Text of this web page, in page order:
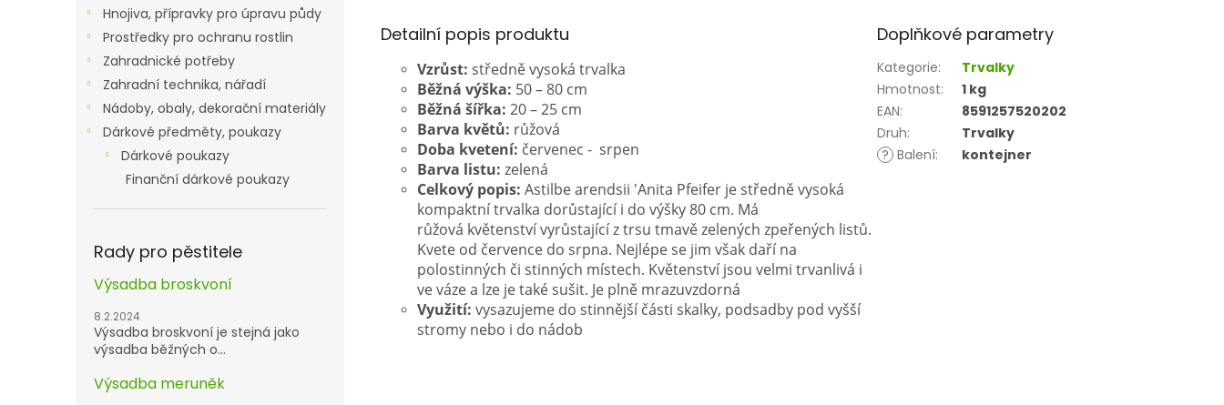
Hnojiva, přípravky pro úpravu půdy
Prostředky pro ochranu rostlin
Zahradnické potřeby
Zahradní technika, nářadí
Nádoby, obaly, dekorační materiály
Dárkové předměty, poukazy
Dárkové poukazy
Finanční dárkové poukazy
Rady pro pěstitele
Výsadba broskvoní
8.2.2024
Výsadba broskvoní je stejná jako
výsadba běžných o...
Výsadba meruněk
Detailní popis produktu
Vzrůst: středně vysoká trvalka
Běžná výška: 50 – 80 cm
Běžná šířka: 20 – 25 cm
Barva květů: růžová
Doba kvetení: červenec - srpen
Barva listu: zelená
Celkový popis: Astilbe arendsii 'Anita Pfeifer je středně vysoká
kompaktní trvalka dorůstající i do výšky 80 cm. Má
růžová květenství vyrůstající z trsu tmavě zelených zpeřených listů.
Kvete od července do srpna. Nejlépe se jim však daří na
polostinných či stinných místech. Květenství jsou velmi trvanlivá i
ve váze a lze je také sušit. Je plně mrazuvzdorná
Využití: vysazujeme do stinnější části skalky, podsadby pod vyšší
stromy nebo i do nádob
Doplňkové parametry
Kategorie:
Trvalky
Hmotnost:
1 kg
EAN:
8591257520202
Druh:
Trvalky
? Balení: kontejner